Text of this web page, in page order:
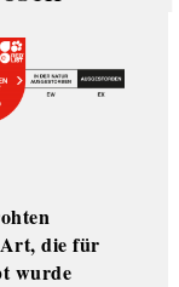
die für
wurde